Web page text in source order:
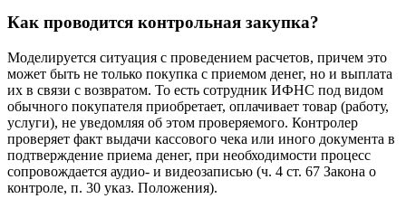
Как проводится контрольная закупка?
Моделируется ситуация с проведением расчетов, причем это
может быть не только покупка с приемом денег, но и выплата
их в связи с возвратом. То есть сотрудник ИФНС под видом
обычного покупателя приобретает, оплачивает товар (работу,
услуги), не уведомляя об этом проверяемого. Контролер
проверяет факт выдачи кассового чека или иного документа в
подтверждение приема денег, при необходимости процесс
сопровождается аудио- и видеозаписью (ч. 4 ст. 67 Закона о
контроле, п. 30 указ. Положения).